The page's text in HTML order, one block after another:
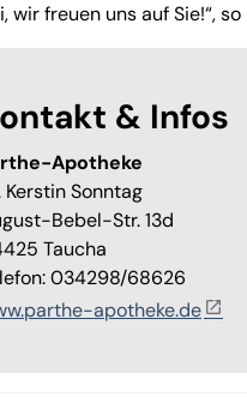
wir freuen uns auf Sie!“,
& Infos
Apotheke
Kerstin Sonntag
Bebel-Str. 13d
Taucha
034298/68626
apotheke.de